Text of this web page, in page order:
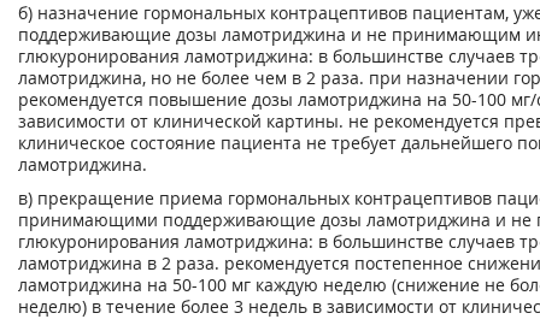
б) назначение гормональных контрацептивов пациентам,
поддерживающие дозы ламотриджина и не принимающим
глюкуронирования ламотриджина: в большинстве случаев
ламотриджина, но не более чем в 2 раза. при назначении
рекомендуется повышение дозы ламотриджина на 50-100
зависимости от клинической картины. не рекомендуется
клиническое состояние пациента не требует дальнейшего
ламотриджина.
в) прекращение приема гормональных контрацептивов
принимающими поддерживающие дозы ламотриджина и не
глюкуронирования ламотриджина: в большинстве случаев
ламотриджина в 2 раза. рекомендуется постепенное
ламотриджина на 50-100 мг каждую неделю (снижение не
неделю) в течение более 3 недель в зависимости от